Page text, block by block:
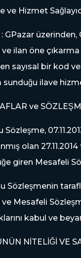
ve Hizmet
: GPazar
ve ilan öne
sayısal bir kod
sunduğu ilave
ve
Sözleşme,
olan
giren Mesafeli
Sözleşmenin
ve Mesafeli
kabul ve
NİTELİĞİ VE